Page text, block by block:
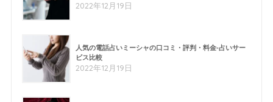
2022年12月19日
人気の電話占いミーシャの口コミ・評判・料金-占いサー
ビス比較
2022年12月19日